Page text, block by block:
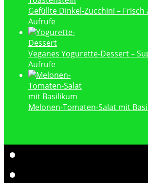
Gefüllte Dinkel-Zucchini – Frisch
Aufrufe
Veganes Yogurette-Dessert –
Aufrufe
Melonen-Tomaten-Salat mit